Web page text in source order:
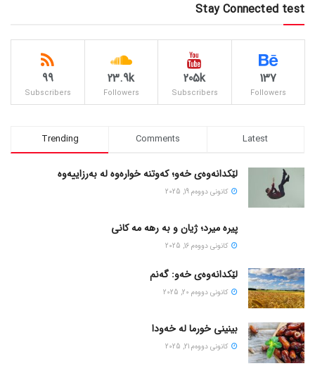
Stay Connected test
137
Followers
205k
Subscribers
23.9k
Followers
99
Subscribers
Trending Comments Latest
لێکدانەوەی خەو؛ کەوتنە خوارەوە لە بەرزاییەوە
كانونی دووه‌م 19, 2025
پیره میرد؛ ژیان و به رهه مه کانی
كانونی دووه‌م 16, 2025
لێکدانەوەی خەو: گەنم
كانونی دووه‌م 20, 2025
بینینی خورما لە خەودا
كانونی دووه‌م 21, 2025